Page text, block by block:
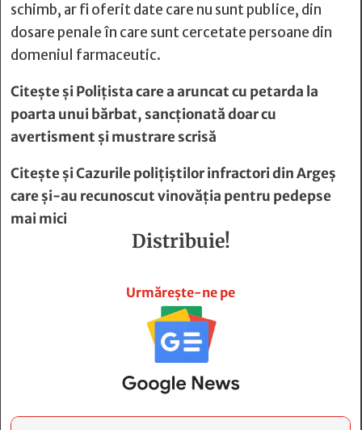
schimb, ar fi oferit date care nu sunt publice, din
dosare penale în care sunt cercetate persoane din
domeniul farmaceutic.
Citește șiPoliţista care a aruncat cu petarda la
poarta unui bărbat, sancţionată doar cu
avertisment şi mustrare scrisă
Citește șiCazurile poliţiştilor infractori din Argeş
care şi-au recunoscut vinovăţia pentru pedepse
mai mici
Distribuie!
Urmărește-ne pe